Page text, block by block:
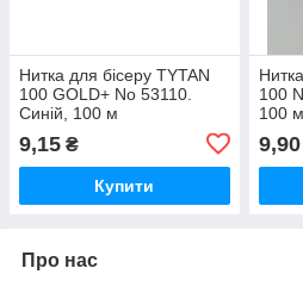
Нитка для бісеру TYTAN
100 GOLD+ No 53110.
Синій, 100 м
9,15 ₴
Купити
100
100 м
9,90
Про нас